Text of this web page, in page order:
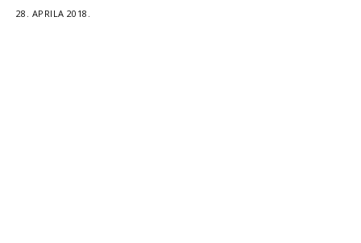
28. APRILA 2018.